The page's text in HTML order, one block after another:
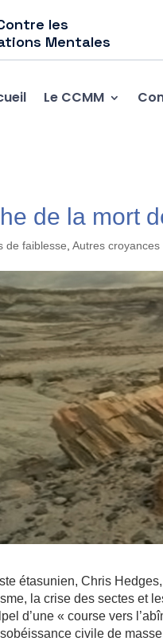
les
Mentales
Le CCMM
de la mort
de faiblesse ,Autres
étasunien, Chris
la crise des sectes et
d’une « course vers
civile de